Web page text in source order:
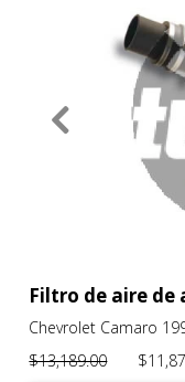
Services
Productos
Previous
Filtro de aire de
Chevrolet Camaro
$13,189.00